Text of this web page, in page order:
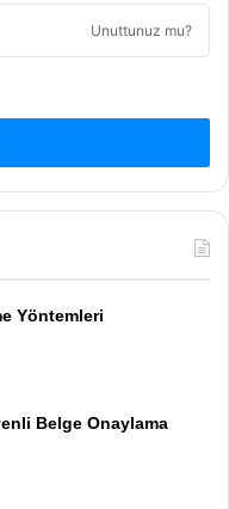
Unuttunuz mu?
Yöntemleri
Belge Onaylama